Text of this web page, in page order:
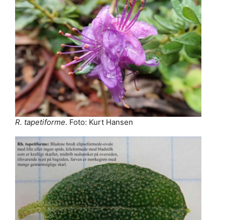
R. tapetiforme. Foto: Kurt Hansen